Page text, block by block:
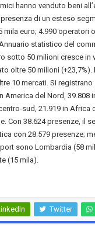
hanno venduto beni
di un esteso
euro; 4.990 operatori
statistico del
50 milioni cresce in
oltre 50 milioni
10 mercati. Si
America del Nord, 39.808
sud, 21.919 in
Con 38.624 presenze, il
con 28.579 presenze;
sono Lombardia (58
(15 mila).
Twitter